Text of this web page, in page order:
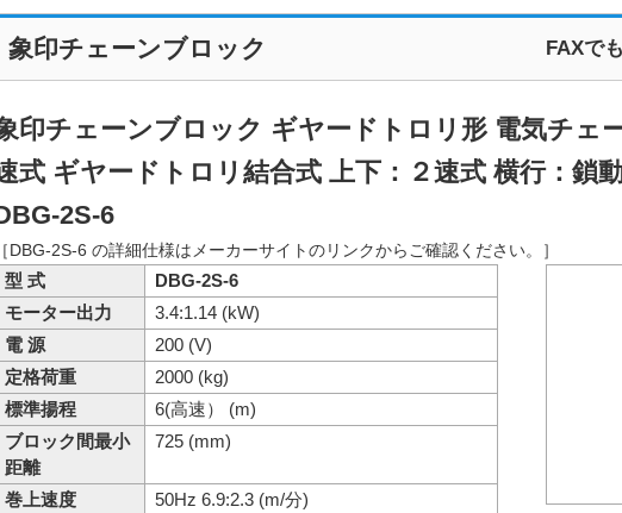
象印チェーンブロック FAXで
印チェーンブロック ギヤードトロリ形 電気チェ
式 ギヤードトロリ結合式 上下：２速式 横行：鎖
2S-6
［DBG-2S-6 の詳細仕様はメーカーサイトのリンクからご確認ください。］
型 式
DBG-2S-6
モーター出力
3.4:1.14 (kW)
電 源
200 (V)
定格荷重
2000 (kg)
標準揚程
6(高速） (m)
ブロック間最小
距離
725 (mm)
巻上速度
50Hz 6.9:2.3 (m/分)